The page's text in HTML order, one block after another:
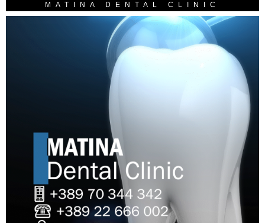
MATINA DENTAL CLINIC